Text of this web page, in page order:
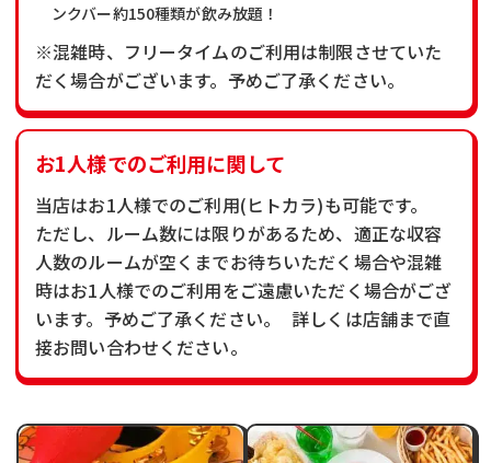
ンクバー約150種類が飲み放題！
※混雑時、フリータイムのご利用は制限させていた
だく場合がございます。予めご了承ください。
お1人様でのご利用に関して
当店はお1人様でのご利用(ヒトカラ)も可能です。
ただし、ルーム数には限りがあるため、適正な収容
人数のルームが空くまでお待ちいただく場合や混雑
時はお1人様でのご利用をご遠慮いただく場合がござ
います。予めご了承ください。 詳しくは店舗まで直
接お問い合わせください。